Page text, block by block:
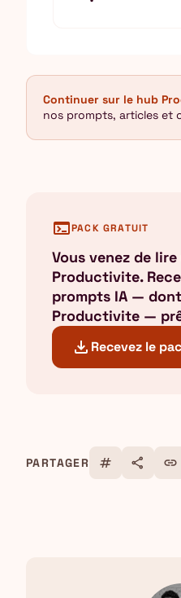
Continuer sur le hub
nos prompts, articles et
terminalPACK GRATUIT
Vous venez de
Productivite.
prompts IA —
Productivite —
download Recevez le
PARTAGER tag share link